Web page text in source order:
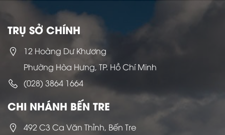
TRỤ SỞ CHÍNH
12 Hoàng Dư Khương
Phường Hòa Hưng, TP. Hồ Chí Minh
(028) 3864 1664
CHI NHÁNH BẾN TRE
492 C3 Ca Văn Thỉnh, Bến Tre